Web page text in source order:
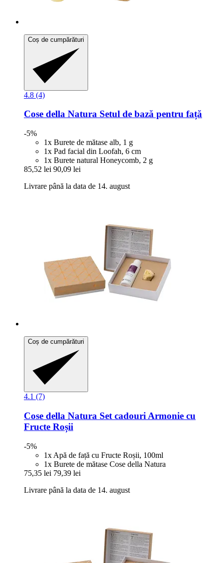
Coș de cumpărături
4.8 (4)
Cose della Natura Setul de bază pentru față
-5%
1x Burete de mătase alb, 1 g
1x Pad facial din Loofah, 6 cm
1x Burete natural Honeycomb, 2 g
85,52 lei 90,09 lei
Livrare până la data de 14. august
Coș de cumpărături
4.1 (7)
Cose della Natura Set cadouri Armonie cu
Fructe Roșii
-5%
1x Apă de față cu Fructe Roșii, 100ml
1x Burete de mătase Cose della Natura
75,35 lei 79,39 lei
Livrare până la data de 14. august